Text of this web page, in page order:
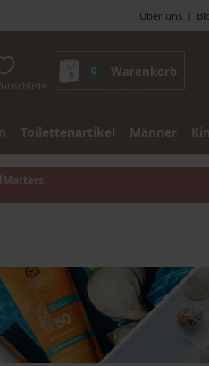
Über uns
0 Warenkorb
Toilettenartikel Männer